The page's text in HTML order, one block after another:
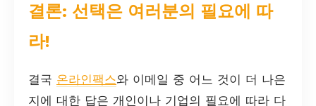
결론: 선택은 여러분의 필요에 따
라!
결국 온라인팩스와 이메일 중 어느 것이 더 나은
지에 대한 답은 개인이나 기업의 필요에 따라 다